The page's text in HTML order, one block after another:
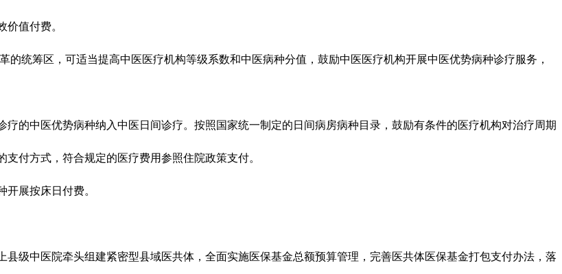
值付费。
筹区，可适当提高中医医疗机构等级系数和中医病种分值，鼓励中医医疗机构开展中医优势病种诊疗服务，
中医优势病种纳入中医日间诊疗。按照国家统一制定的日间病房病种目录，鼓励有条件的医疗机构对治疗周期
付方式，符合规定的医疗费用参照住院政策支付。
展按床日付费。
中医院牵头组建紧密型县域医共体，全面实施医保基金总额预算管理，完善医共体医保基金打包支付办法，落